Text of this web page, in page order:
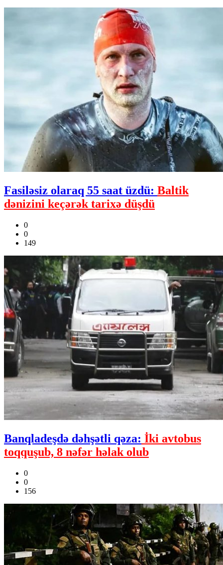
Fasiləsiz olaraq 55 saat üzdü: Baltik
dənizini keçərək tarixə düşdü
0
0
149
Banqladeşdə dəhşətli qəza: İki avtobus
toqquşub, 8 nəfər həlak olub
0
0
156